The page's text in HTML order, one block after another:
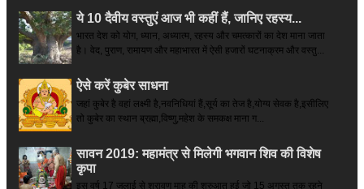
ये 10 दैवीय वस्तुएं आज भी कहीं हैं, जानिए रहस्य...
भारत देश को योग, ध्यान, अध्यात्म, रहस्य और चमत्कारों का देश माना जाता
है। वेद, पुराण, रामायण और महाभारत में ऐसी हजारों घटनाक्रम और वस्तु...
ऐसे करें कुबेर साधना
जहां कुबेर है­ वहां लक्ष्मी है,नवनिधियां हैं,सूर्य का तेज है,योग्य सेवक है,इसीलिए
तो कुबेर का स्थान ब्रह्मा,विष्णु,महेश के समकक्ष माना ग...
सावन 2019: महामंत्र से मिलेगी भगवान शिव की विशेष
कृपा
इस वर्ष 17 जुलाई से श्रावण माह की शुरुआत हुई जो 15 अगस्त तक रहने